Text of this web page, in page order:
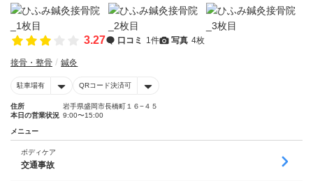
3.27 口コミ 1件 写真 4枚
接骨・整骨 鍼灸
駐車場有 QRコード決済可
住所
岩手県盛岡市長橋町１６−４５
本日の営業状況 9:00〜15:00
メニュー
ボディケア
交通事故